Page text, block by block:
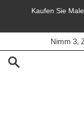
Kaufen Sie
45%
Nimm 3,